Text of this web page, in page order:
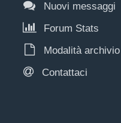
Nuovi messaggi
Forum Stats
Modalità archivio
Contattaci